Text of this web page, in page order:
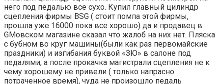
него под педалью все сухо. Купил главный цилиндр
сцепления фирмы BSG ( стоит помпа этой фирмы,
прошла уже 16000 пока все хорошо) да и продавец в
GMовском магазине сказал что жалоб на них нет. Пляска
с бубном во круг машины(были как раз первомайские
праздники) и изгибания буквой «ЗЮ» в салоне под
педалями, а после прокачка магистрали сцепления не к
чему хорошему не привели ( только напрасно
потраченное время), чуда не произошло педаль